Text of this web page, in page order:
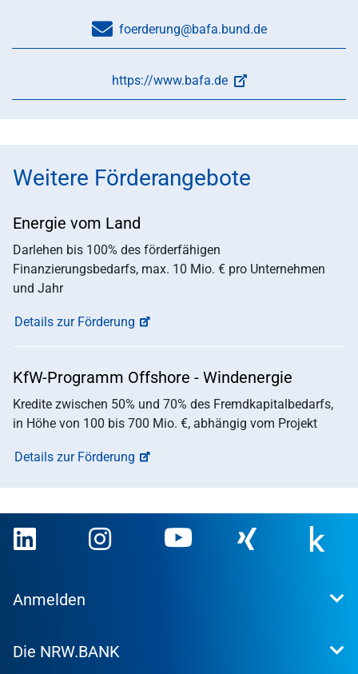
foerderung@bafa.bund.de
https://www.bafa.de
Weitere Förderangebote
Energie vom Land
Darlehen bis 100% des förderfähigen
Finanzierungsbedarfs, max. 10 Mio. € pro Unternehmen
und Jahr
Details zur Förderung
KfW-Programm Offshore - Windenergie
Kredite zwischen 50% und 70% des Fremdkapitalbedarfs,
in Höhe von 100 bis 700 Mio. €, abhängig vom Projekt
Details zur Förderung
Anmelden
Kundenportal
Die NRW.BANK